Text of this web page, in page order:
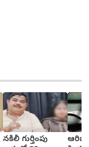
నకిలీ గుర్తింపు